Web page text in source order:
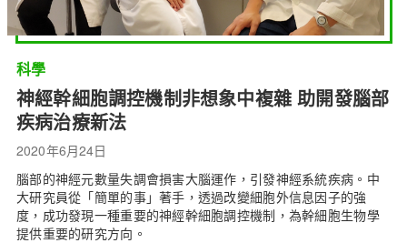
科學
神經幹細胞調控機制非想象中複雜 助開發腦部
疾病治療新法
2020年6月24日
腦部的神經元數量失調會損害大腦運作，引發神經系統疾病。中
大研究員從「簡單的事」著手，透過改變細胞外信息因子的強
度，成功發現一種重要的神經幹細胞調控機制，為幹細胞生物學
提供重要的研究方向。